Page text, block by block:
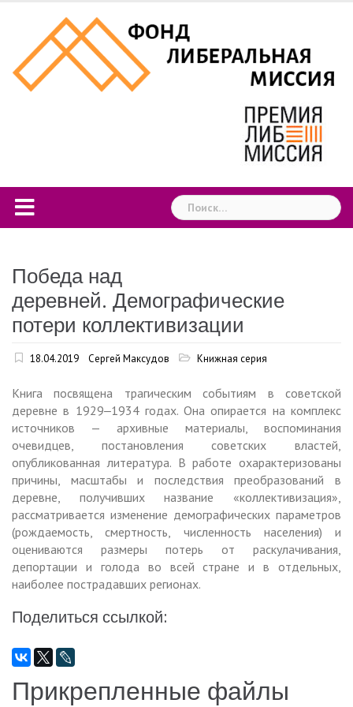
content
Найти:
Победа над
деревней. Демографические
потери коллективизации
18.04.2019 Сергей Максудов Книжная серия
Книга посвящена трагическим событиям в советской
деревне в 1929‒1934 годах. Она опирается на комплекс
источников — архивные материалы, воспоминания
очевидцев, постановления советских властей,
опубликованная литература. В работе охарактеризованы
причины, масштабы и последствия преобразований в
деревне, получивших название «коллективизация»,
рассматривается изменение демографических параметров
(рождаемость, смертность, численность населения) и
оцениваются размеры потерь от раскулачивания,
депортации и голода во всей стране и в отдельных,
наиболее пострадавших регионах.
Поделиться ссылкой:
Прикрепленные файлы